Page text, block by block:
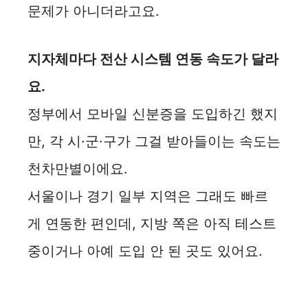
문제가 아니더라고요.
지자체마다 전산 시스템 연동 속도가 달라
요.
정부에서 모바일 신분증을 도입하긴 했지
만, 각 시·군·구가 그걸 받아들이는 속도는
천차만별이에요.
서울이나 경기 일부 지역은 그래도 빠르
게 연동한 편인데, 지방 쪽은 아직 테스트
중이거나 아예 도입 안 된 곳도 있어요.